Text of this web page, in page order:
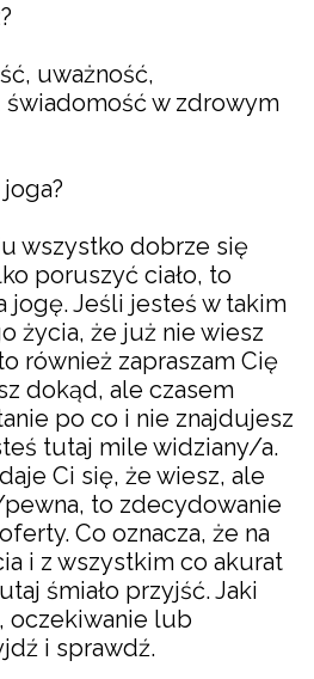
uważność,
w zdrowym
wszystko dobrze się
poruszyć ciało, to
jogę. Jeśli jesteś w takim
życia, że już nie wiesz
również zapraszam Cię
dokąd, ale czasem
po co i nie znajdujesz
tutaj mile widziany/a.
Ci się, że wiesz, ale
to zdecydowanie
Co oznacza, że na
i z wszystkim co akurat
śmiało przyjść. Jaki
oczekiwanie lub
i sprawdź.